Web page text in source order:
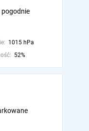
pogodnie
1015 hPa
52%